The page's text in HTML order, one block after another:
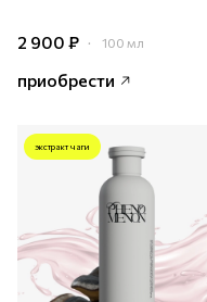
2 900 ₽ 100 мл
приобрести
экстракт чаги